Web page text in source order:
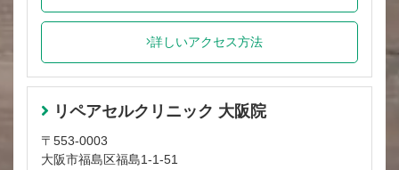
詳しいアクセス方法
リペアセルクリニック 大阪院
〒553-0003
大阪市福島区福島1-1-51